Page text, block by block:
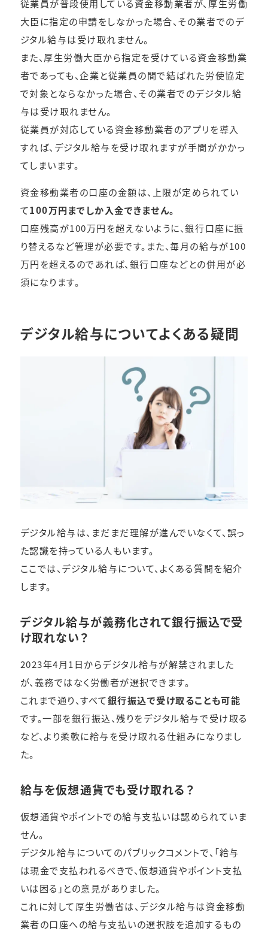
従業員が普段使用している資金移動業者が、厚生労働
大臣に指定の申請をしなかった場合、その業者でのデ
ジタル給与は受け取れません。
また、厚生労働大臣から指定を受けている資金移動業
者であっても、企業と従業員の間で結ばれた労使協定
で対象とならなかった場合、その業者でのデジタル給
与は受け取れません。
従業員が対応している資金移動業者のアプリを導入
すれば、デジタル給与を受け取れますが手間がかかっ
てしまいます。
資金移動業者の口座の金額は、上限が定められてい
て100万円までしか入金できません。
口座残高が100万円を超えないように、銀行口座に振
り替えるなど管理が必要です。また、毎月の給与が100
万円を超えるのであれば、銀行口座などとの併用が必
須になります。
デジタル給与についてよくある疑問
デジタル給与は、まだまだ理解が進んでいなくて、誤っ
た認識を持っている人もいます。
ここでは、デジタル給与について、よくある質問を紹介
します。
デジタル給与が義務化されて銀行振込で受
け取れない？
2023年4月1日からデジタル給与が解禁されました
が、義務ではなく労働者が選択できます。
これまで通り、すべて銀行振込で受け取ることも可能
です。一部を銀行振込、残りをデジタル給与で受け取る
など、より柔軟に給与を受け取れる仕組みになりまし
た。
給与を仮想通貨でも受け取れる？
仮想通貨やポイントでの給与支払いは認められていま
せん。
デジタル給与についてのパブリックコメントで、「給与
は現金で支払われるべきで、仮想通貨やポイント支払
いは困る」との意見がありました。
これに対して厚生労働省は、デジタル給与は資金移動
業者の口座への給与支払いの選択肢を追加するもの